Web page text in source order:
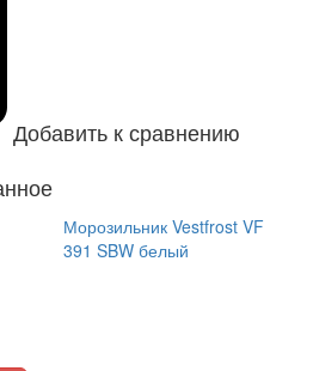
Добавить к сравнению
Морозильник Vestfrost VF
391 SBW белый